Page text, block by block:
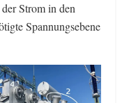
Strom in den
Spannungsebene